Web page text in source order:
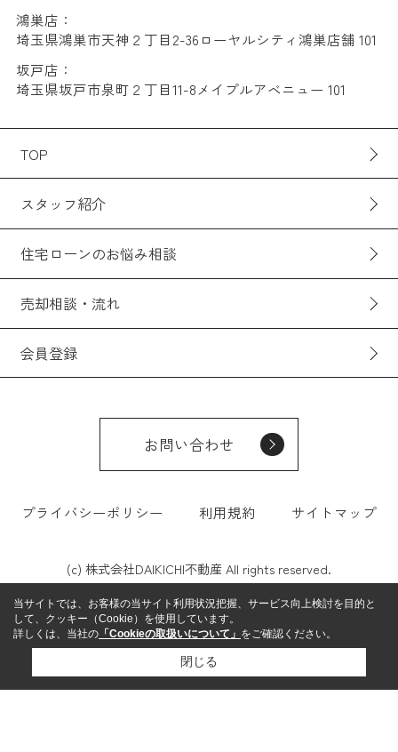
鴻巣店：
埼玉県鴻巣市天神２丁目2-36ローヤルシティ鴻巣店舗 101
坂戸店：
埼玉県坂戸市泉町２丁目11-8メイプルアベニュー 101
TOP
スタッフ紹介
住宅ローンのお悩み相談
売却相談・流れ
会員登録
お問い合わせ
プライバシーポリシー 利用規約 サイトマップ
(c) 株式会社DAIKICHI不動産 All rights reserved.
当サイトでは、お客様の当サイト利用状況把握、サービス向上検討を目的と
して、クッキー（Cookie）を使用しています。
詳しくは、当社の 「Cookieの取扱いについて」 をご確認ください。
閉じる